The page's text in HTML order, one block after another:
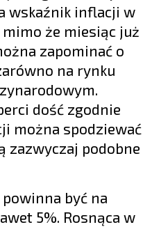
wskaźnik inflacji w
że miesiąc już
zapominać o
na rynku
dość zgodnie
można spodziewać
zazwyczaj podobne
być na
5%. Rosnąca w